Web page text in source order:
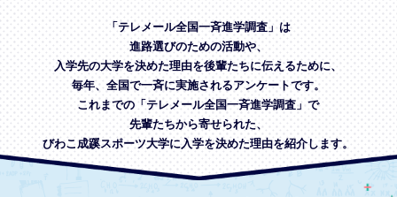
「テレメール全国一斉進学調査」は
進路選びのための活動や、
入学先の大学を決めた理由を後輩たちに伝えるために、
毎年、全国で一斉に実施されるアンケートです。
これまでの「テレメール全国一斉進学調査」で
先輩たちから寄せられた、
びわこ成蹊スポーツ大学に入学を決めた理由を紹介します。